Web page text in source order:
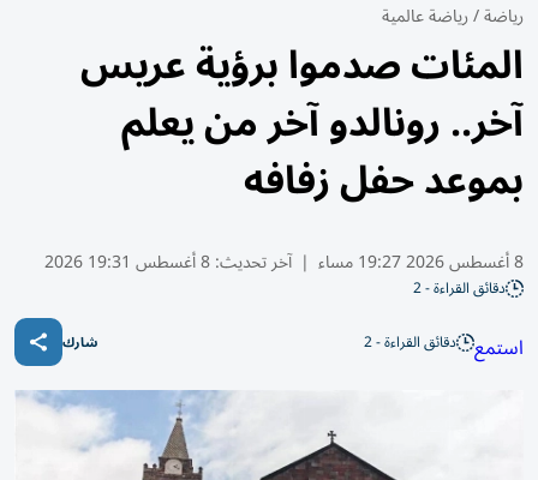
رياضة/رياضة عالمية
المئات صدموا برؤية عريس
آخر.. رونالدو آخر من يعلم
بموعد حفل زفافه
8 أغسطس 2026 19:27 مساء | آخر تحديث:8 أغسطس 19:31 2026
دقائق القراءة - 2
استمع دقائق القراءة - 2 شارك